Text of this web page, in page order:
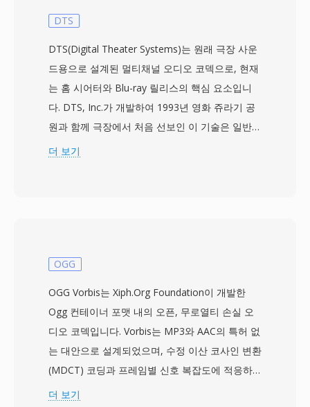
DTS
DTS(Digital Theater Systems)는 원래 극장 사운
드용으로 설계된 멀티채널 오디오 코덱으로, 현재
는 홈 시어터와 Blu-ray 릴리스의 핵심 요소입니
다. DTS, Inc.가 개발하여 1993년 영화 쥬라기 공
원과 함께 극장에서 처음 선보인 이 기술은 일반적
으로 768 kbps~1.5 Mbps 비트레이트로 최대 5.1
터 양자화를 사용하여 인코딩하며, 풍부한 음장을
는 24비트/192 kHz까지 비트 단위 정확도를 위한
무손실 확장 레이어를 추가합니다. 주요 강점으로
는 AV 리시버, 게임 콘솔, 차량 인포테인먼트 시스
템에 걸친 광범위한 하드웨어 채택, 그리고 디스크
나 스트림의 경미한 결함을 숨기는 강력한 오류 은
닉이 있습니다. 물리적 미디어나 고급 스트리밍을
더 보기
OGG
OGG Vorbis는 Xiph.Org Foundation이 개발한
Ogg 컨테이너 포맷 내의 오픈, 무로열티 손실 오
디오 코덱입니다. Vorbis는 MP3와 AAC의 특허 없
는 대안으로 설계되었으며, 수정 이산 코사인 변환
(MDCT) 코딩과 프레임별 신호 복잡도에 적응하
는 가변 비트레이트 인코딩을 사용합니다. 블라인
더 보기